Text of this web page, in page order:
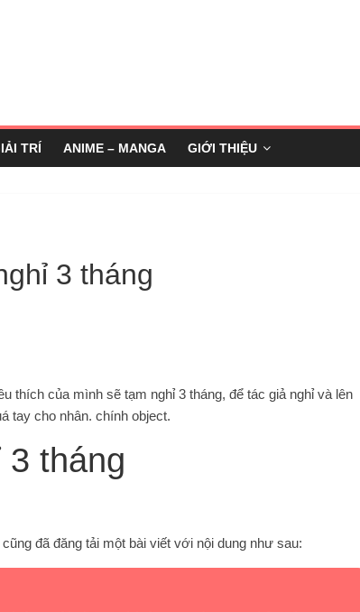
TRÍ ANIME – MANGA GIỚI THIỆU
3 tháng
thích của mình sẽ tạm nghỉ 3 tháng, để tác giả nghỉ và lên
tay cho nhân. chính object.
3 tháng
đã đăng tải một bài viết với nội dung như sau: